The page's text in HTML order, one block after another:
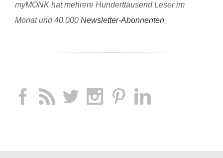
myMONK hat mehrere Hunderttausend Leser im
Monat und 40.000 Newsletter-Abonnenten.